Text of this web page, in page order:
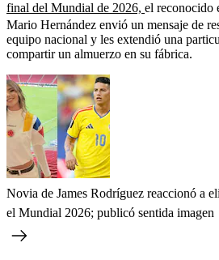
final del Mundial de 2026, el reconocido
Mario Hernández envió un mensaje de
equipo nacional y les extendió una
compartir un almuerzo en su fábrica.
Novia de James Rodríguez reaccionó a
el Mundial 2026; publicó sentida imagen